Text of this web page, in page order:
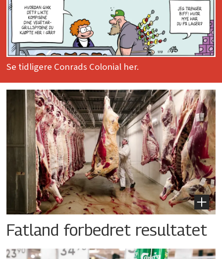
Se tidligere Conrads Colonial her.
Fatland forbedret resultatet